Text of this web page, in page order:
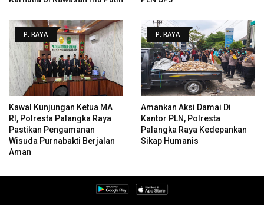
P. RAYA
Kawal Kunjungan Ketua MA
RI, Polresta Palangka Raya
Pastikan Pengamanan
Wisuda Purnabakti Berjalan
Aman
P. RAYA
Amankan Aksi Damai Di
Kantor PLN, Polresta
Palangka Raya Kedepankan
Sikap Humanis